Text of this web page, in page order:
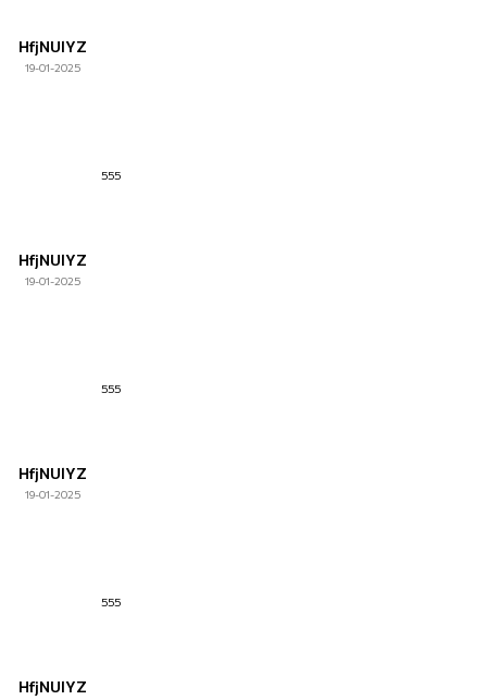
HfjNUlYZ
19-01-2025
HfjNUlYZ
19-01-2025
555
HfjNUlYZ
19-01-2025
555
HfjNUlYZ
555